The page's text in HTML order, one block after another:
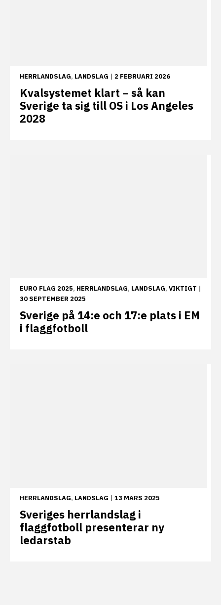
HERRLANDSLAG, LANDSLAG | 2 FEBRUARI 2026
Kvalsystemet klart – så kan
Sverige ta sig till OS i Los Angeles
2028
EURO FLAG 2025, HERRLANDSLAG, LANDSLAG, VIKTIGT |
30 SEPTEMBER 2025
Sverige på 14:e och 17:e plats i EM
i flaggfotboll
HERRLANDSLAG, LANDSLAG | 13 MARS 2025
Sveriges herrlandslag i
flaggfotboll presenterar ny
ledarstab